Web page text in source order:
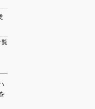
覧